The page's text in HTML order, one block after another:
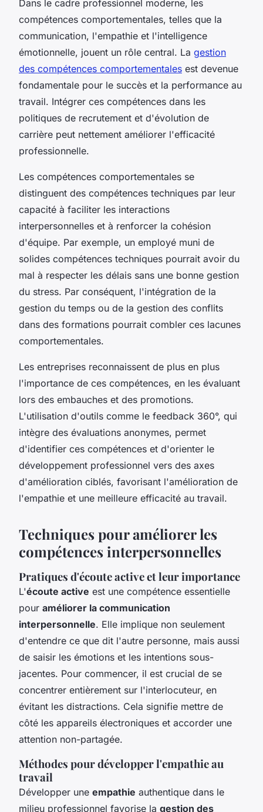
Dans le cadre professionnel moderne, les
compétences comportementales, telles que la
communication, l'empathie et l'intelligence
émotionnelle, jouent un rôle central. La gestion
des compétences comportementales est devenue
fondamentale pour le succès et la performance au
travail. Intégrer ces compétences dans les
politiques de recrutement et d'évolution de
carrière peut nettement améliorer l'efficacité
professionnelle.
Les compétences comportementales se
distinguent des compétences techniques par leur
capacité à faciliter les interactions
interpersonnelles et à renforcer la cohésion
d'équipe. Par exemple, un employé muni de
solides compétences techniques pourrait avoir du
mal à respecter les délais sans une bonne gestion
du stress. Par conséquent, l'intégration de la
gestion du temps ou de la gestion des conflits
dans des formations pourrait combler ces lacunes
comportementales.
Les entreprises reconnaissent de plus en plus
l'importance de ces compétences, en les évaluant
lors des embauches et des promotions.
L'utilisation d'outils comme le feedback 360°, qui
intègre des évaluations anonymes, permet
d'identifier ces compétences et d'orienter le
développement professionnel vers des axes
d'amélioration ciblés, favorisant l'amélioration de
l'empathie et une meilleure efficacité au travail.
Techniques pour améliorer les
compétences interpersonnelles
Pratiques d'écoute active et leur importance
L'écoute active est une compétence essentielle
pour améliorer la communication
interpersonnelle. Elle implique non seulement
d'entendre ce que dit l'autre personne, mais aussi
de saisir les émotions et les intentions sous-
jacentes. Pour commencer, il est crucial de se
concentrer entièrement sur l'interlocuteur, en
évitant les distractions. Cela signifie mettre de
côté les appareils électroniques et accorder une
attention non-partagée.
Méthodes pour développer l'empathie au
travail
Développer une empathie authentique dans le
milieu professionnel favorise la gestion des